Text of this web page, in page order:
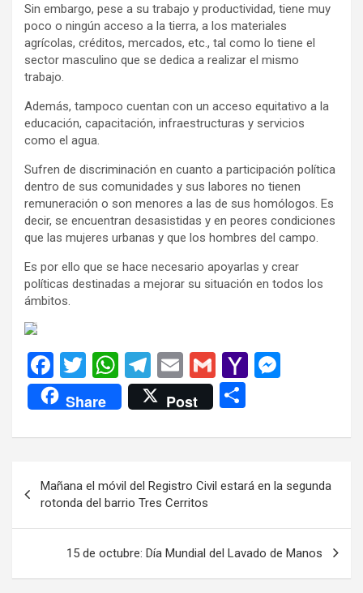
Sin embargo, pese a su trabajo y productividad, tiene muy
poco o ningún acceso a la tierra, a los materiales
agrícolas, créditos, mercados, etc., tal como lo tiene el
sector masculino que se dedica a realizar el mismo
trabajo.
Además, tampoco cuentan con un acceso equitativo a la
educación, capacitación, infraestructuras y servicios
como el agua.
Sufren de discriminación en cuanto a participación política
dentro de sus comunidades y sus labores no tienen
remuneración o son menores a las de sus homólogos. Es
decir, se encuentran desasistidas y en peores condiciones
que las mujeres urbanas y que los hombres del campo.
Es por ello que se hace necesario apoyarlas y crear
políticas destinadas a mejorar su situación en todos los
ámbitos.
F
a
ce
b
o
k
T
wi
tt
er
W
h
at
s
p
p
T
el
e
gr
m
E
m
ail
G
m
ail
Y
o
M
ail
n
er
Share Post
m
p
ar
tir
de
entradas
Mañana el móvil del Registro Civil estará en la segunda
rotonda del barrio Tres Cerritos
15 de octubre: Día Mundial del Lavado de Manos